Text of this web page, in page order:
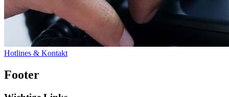
Hotlines & Kontakt
Footer